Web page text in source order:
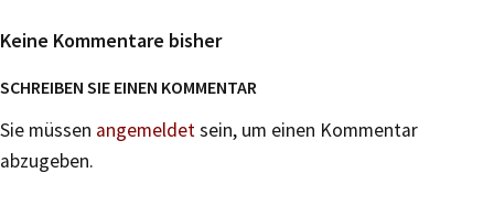
Keine Kommentare bisher
SCHREIBEN SIE EINEN KOMMENTAR
Sie müssen angemeldetsein, um einen Kommentar
abzugeben.